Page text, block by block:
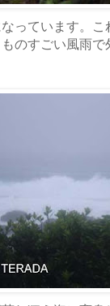
っています。
のすごい風雨